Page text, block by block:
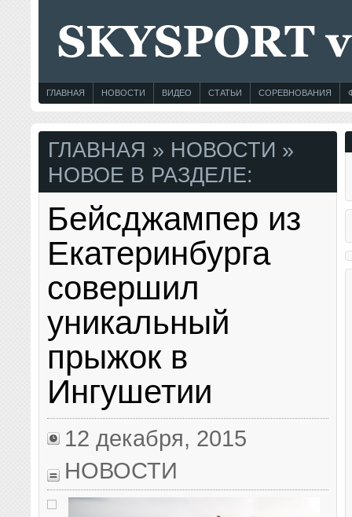
ГЛАВНАЯ НОВОСТИ ВИДЕО СТАТЬИ СОРЕВНОВАНИЯ
ГЛАВНАЯ » НОВОСТИ »
НОВОЕ В РАЗДЕЛЕ:
Бейсджампер из
Екатеринбурга
совершил
уникальный
прыжок в
Ингушетии
12 декабря, 2015
НОВОСТИ